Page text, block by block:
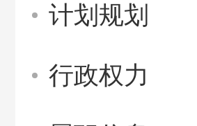
计划规划
行政权力